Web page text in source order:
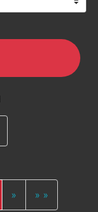
»Tovább
» »Utolsó